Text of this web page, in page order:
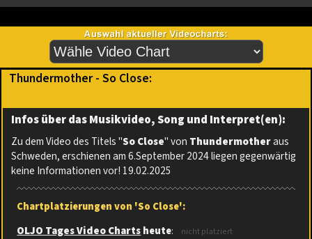
Thundermother - So Close:
Infos über das Musikvideo, Song und Interpret(en):
Zu dem Video des Titels "So Close" von Thundermotheraus
Schweden, erschienen am 6.September 2024 liegen gegenwärtig
keine Informationen vor! 19.02.2025
Chartplatzierungen von 'So Close':
OLJO Tages Video Chartsheute: nicht platziert